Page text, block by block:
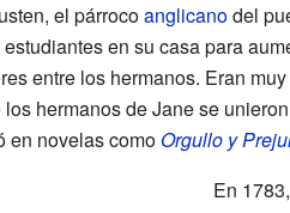
el párrocoanglicanodel
en su casa para
entre los hermanos. Eran
hermanos de Jane se
en novelas comoOrgullo y
En